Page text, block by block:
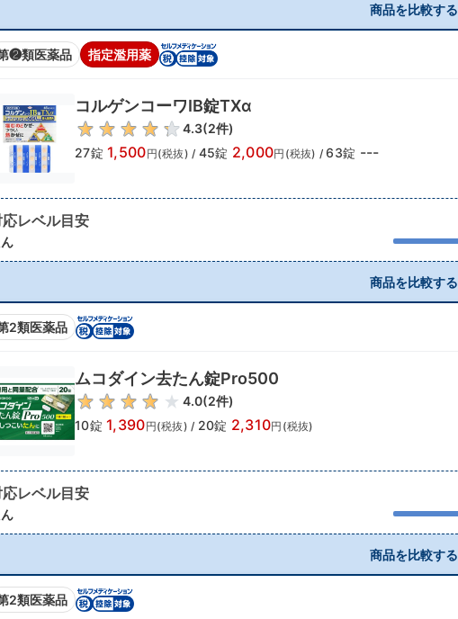
商品を比較する
❷類医薬品 指定濫用薬
コルゲンコーワIB錠TXα
4.3(2件)
27錠 1,500円(税抜) / 45錠 2,000円(税抜) / 63錠 ---
レベル目安
商品を比較する
2類医薬品
ムコダイン去たん錠Pro500
4.0(2件)
10錠 1,390円(税抜) / 20錠 2,310円(税抜)
レベル目安
商品を比較する
2類医薬品